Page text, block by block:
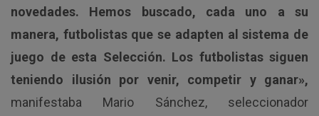
novedades. Hemos buscado, cada uno a su
manera, futbolistas que se adapten al sistema de
juego de esta Selección. Los futbolistas siguen
teniendo ilusión por venir, competir y ganar»,
manifestaba Mario Sánchez, seleccionador